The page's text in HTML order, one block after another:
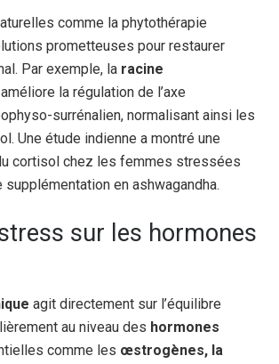
comme la phytothérapie
prometteuses pour restaurer
Par exemple, la racine
améliore la régulation de l’axe
surrénalien, normalisant ainsi les
Une étude indienne a montré une
cortisol chez les femmes stressées
en ashwagandha.
sur les hormones
agit directement sur l’équilibre
au niveau des hormones
comme les œstrogènes, la